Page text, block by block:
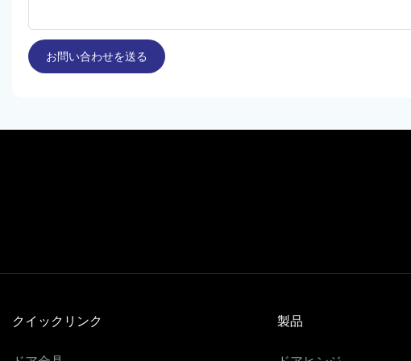
お問い合わせを送る
クイックリンク 製品